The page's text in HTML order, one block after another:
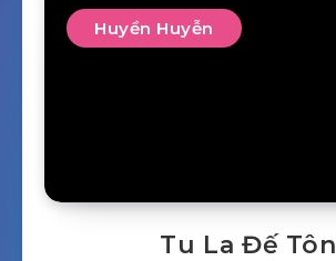
Huyền Huyễn
Tu La Đế Tôn